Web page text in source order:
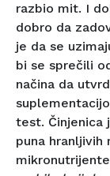
razbio mit. I
dobro da
je da se
bi se sprečili
načina da
test. Činjenica
puna